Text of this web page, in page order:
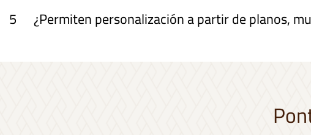
5
¿Permiten personalización a partir de planos,